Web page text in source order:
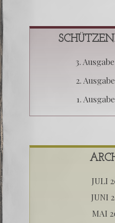
3.
2.
1.
JULI
JUNI
MAI